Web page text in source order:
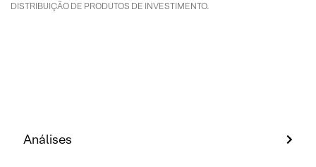
DISTRIBUIÇÃO DE PRODUTOS DE INVESTIMENTO.
Análises